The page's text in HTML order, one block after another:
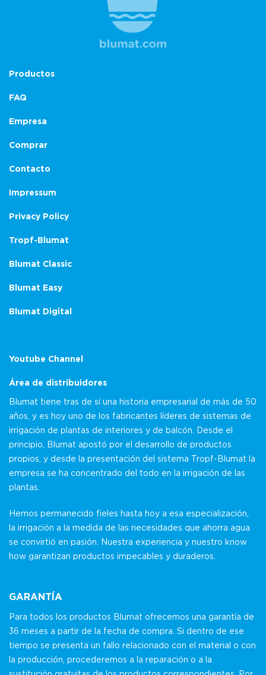
Productos
FAQ
Empresa
Comprar
Contacto
Impressum
Privacy Policy
Tropf-Blumat
Blumat Classic
Blumat Easy
Blumat Digital
Youtube Channel
Área de distribuidores
Blumat tiene tras de sí una historia empresarial de más de 50
años, y es hoy uno de los fabricantes líderes de sistemas de
irrigación de plantas de interiores y de balcón. Desde el
principio, Blumat apostó por el desarrollo de productos
propios, y desde la presentación del sistema Tropf-Blumat la
empresa se ha concentrado del todo en la irrigación de las
plantas.
Hemos permanecido fieles hasta hoy a esa especialización,
la irrigación a la medida de las necesidades que ahorra agua
se convirtió en pasión. Nuestra experiencia y nuestro know
how garantizan productos impecables y duraderos.
GARANTÍA
Para todos los productos Blumat ofrecemos una garantía de
36 meses a partir de la fecha de compra. Si dentro de ese
tiempo se presenta un fallo relacionado con el material o con
la producción, procederemos a la reparación o a la